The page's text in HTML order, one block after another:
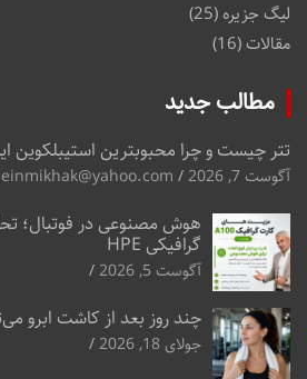
لیگ جزیره (25)
مقالات(16)
مطالب جدید
تتر چیست و چرا محبوبترین استیبلکوین
آگوست 7, 2026
هوش مصنوعی در فوتبال؛
گرافیکی HPE
آگوست 5, 2026
چند روز بعد از کاشت ابرو
جولای 18, 2026